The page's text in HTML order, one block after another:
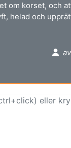
om korset, och
helad och
av
eller